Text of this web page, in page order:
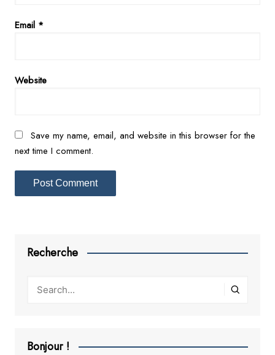
Email *
Website
Save my name, email, and website in this browser for the
next time I comment.
Recherche
Bonjour !